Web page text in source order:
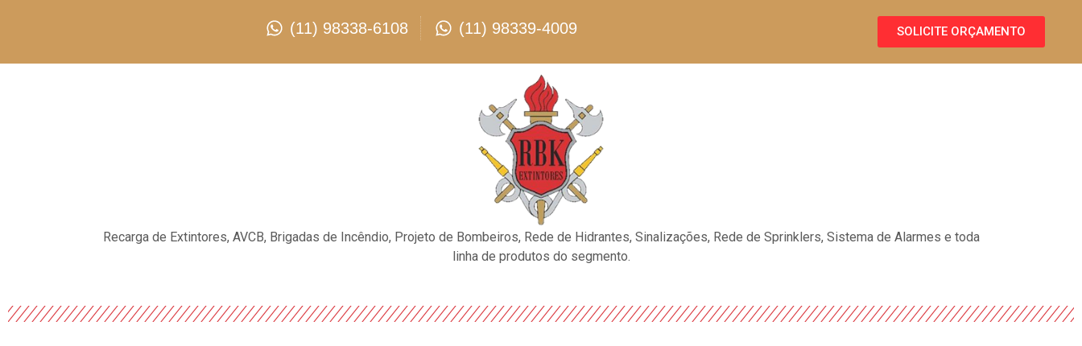
(11) 98338-6108 (11) 98339-4009 SOLICITE ORÇAMENTO
Recarga de Extintores, AVCB, Brigadas de Incêndio, Projeto de Bombeiros, Rede de Hidrantes, Sinalizações, Rede de Sprinklers, Sistema de Alarmes e toda
linha de produtos do segmento.